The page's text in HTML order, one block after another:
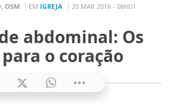
OSM EM IGREJA 20 MAR 2016 - 08H01
abdominal: Os
o coração